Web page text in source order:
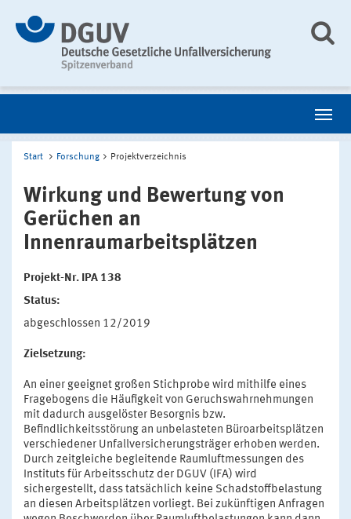
Start Forschung Projektverzeichnis
Wirkung und Bewertung von
Gerüchen an
Innenraumarbeitsplätzen
Projekt-Nr. IPA 138
Status:
abgeschlossen 12/2019
Zielsetzung:
An einer geeignet großen Stichprobe wird mithilfe eines
Fragebogens die Häufigkeit von Geruchswahrnehmungen
mit dadurch ausgelöster Besorgnis bzw.
Befindlichkeitsstörung an unbelasteten Büroarbeitsplätzen
verschiedener Unfallversicherungsträger erhoben werden.
Durch zeitgleiche begleitende Raumluftmessungen des
Instituts für Arbeitsschutz der DGUV (IFA) wird
sichergestellt, dass tatsächlich keine Schadstoffbelastung
an diesen Arbeitsplätzen vorliegt. Bei zukünftigen Anfragen